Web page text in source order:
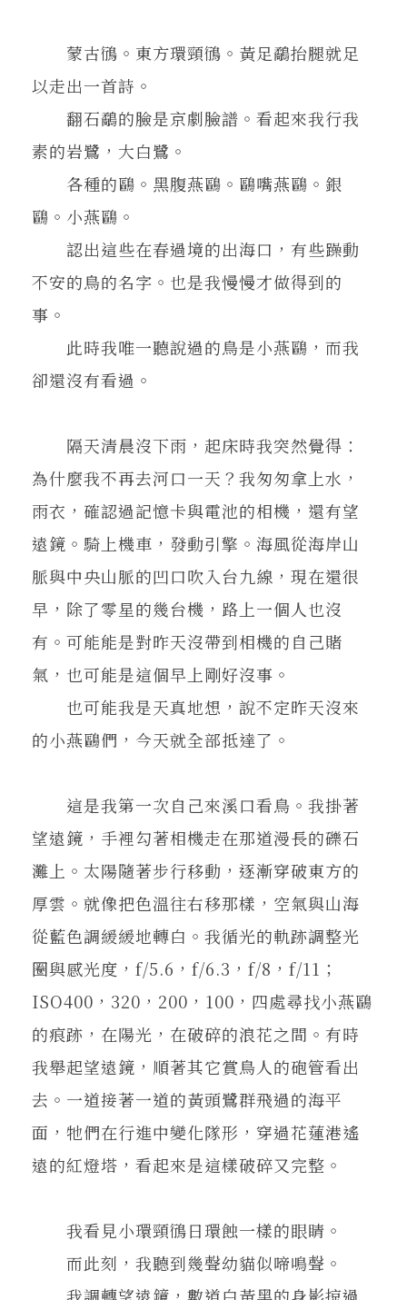
蒙古鴴。東方環頸鴴。黃足鷸抬腿就足
以走出一首詩。
翻石鷸的臉是京劇臉譜。看起來我行我
素的岩鷺，大白鷺。
各種的鷗。黑腹燕鷗。鷗嘴燕鷗。銀
鷗。小燕鷗。
認出這些在春過境的出海口，有些躁動
不安的鳥的名字。也是我慢慢才做得到的
事。
此時我唯一聽說過的鳥是小燕鷗，而我
卻還沒有看過。
隔天清晨沒下雨，起床時我突然覺得：
為什麼我不再去河口一天？我匆匆拿上水，
雨衣，確認過記憶卡與電池的相機，還有望
遠鏡。騎上機車，發動引擎。海風從海岸山
脈與中央山脈的凹口吹入台九線，現在還很
早，除了零星的幾台機，路上一個人也沒
有。可能能是對昨天沒帶到相機的自己賭
氣，也可能是這個早上剛好沒事。
也可能我是天真地想，說不定昨天沒來
的小燕鷗們，今天就全部抵達了。
這是我第一次自己來溪口看鳥。我掛著
望遠鏡，手裡勾著相機走在那道漫長的礫石
灘上。太陽隨著步行移動，逐漸穿破東方的
厚雲。就像把色溫往右移那樣，空氣與山海
從藍色調緩緩地轉白。我循光的軌跡調整光
圈與感光度，f/5.6，f/6.3，f/8，f/11；
ISO400，320，200，100，四處尋找小燕鷗
的痕跡，在陽光，在破碎的浪花之間。有時
我舉起望遠鏡，順著其它賞鳥人的砲管看出
去。一道接著一道的黃頭鷺群飛過的海平
面，牠們在行進中變化隊形，穿過花蓮港遙
遠的紅燈塔，看起來是這樣破碎又完整。
我看見小環頸鴴日環蝕一樣的眼睛。
而此刻，我聽到幾聲幼貓似啼鳴聲。